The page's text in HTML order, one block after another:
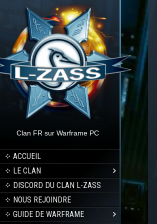
Clan FR sur Warframe PC
ACCUEIL
LE CLAN
DISCORD DU CLAN L-ZASS
NOUS REJOINDRE
GUIDE DE WARFRAME